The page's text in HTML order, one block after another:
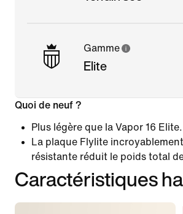
Gamme
Elite
Quoi de neuf ?
Plus légère que la Vapor 16 Elite.
La plaque Flylite
résistante réduit le poids total
Caractéristiques